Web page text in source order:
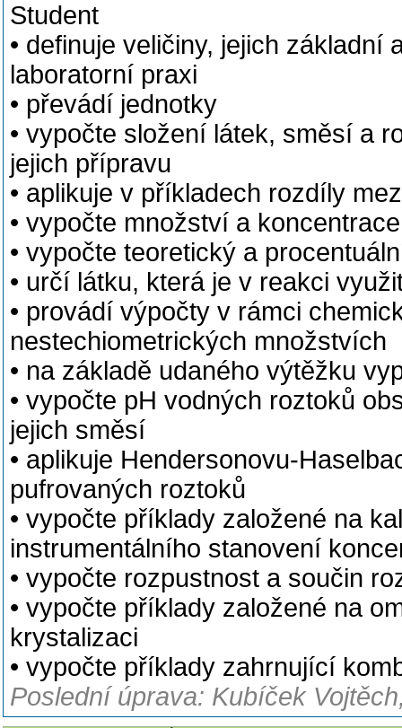
Student
• definuje veličiny, jejich
laboratorní praxi
• převádí jednotky
• vypočte složení látek, směsí a
jejich přípravu
• aplikuje v příkladech rozdíly
• vypočte množství a
• vypočte teoretický a
• určí látku, která je v reakci
• provádí výpočty v rámci
nestechiometrických množstvích
• na základě udaného výtěžku
• vypočte pH vodných roztoků
jejich směsí
• aplikuje Hendersonovu-
pufrovaných roztoků
• vypočte příklady založené na
instrumentálního stanovení
• vypočte rozpustnost a součin
• vypočte příklady založené na
krystalizaci
• vypočte příklady zahrnující
Poslední úprava: Kubíček